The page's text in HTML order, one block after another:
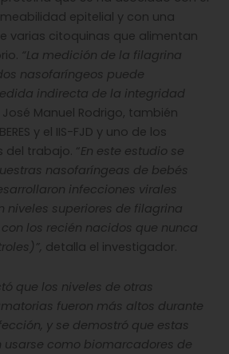
epitelial y con una
varias citoquinas que alimentan
“La medición de la filagrina
nasofaríngeos puede
indirecta de la integridad
Manuel Rodrigo, también
y el IIS-FJD y uno de los
del trabajo. “En este estudio se
nasofaríngeas de bebés
infecciones virales
niveles superiores de filagrina
los recién nacidos que nunca
detalla el investigador.
que los niveles de otras
fueron más altos durante
y se demostró que estas
como biomarcadores de